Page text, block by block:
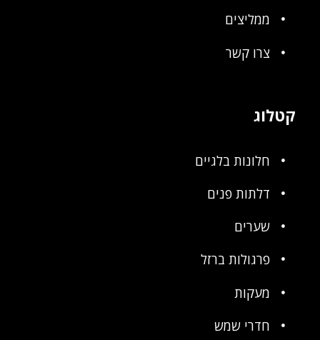
ממליצים
צרו קשר
קטלוג
חלונות בלגיים
דלתות פנים
שערים
פרגולות ברזל
מעקות
חדרי שמש